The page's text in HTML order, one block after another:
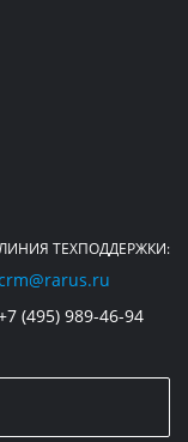
ТЕХПОДДЕРЖКИ:
(495) 989-46-94